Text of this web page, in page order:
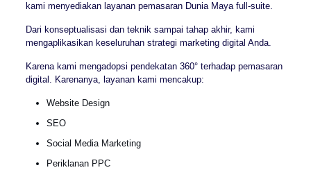
kami menyediakan layanan pemasaran Dunia Maya full-suite.
Dari konseptualisasi dan teknik sampai tahap akhir, kami
mengaplikasikan keseluruhan strategi marketing digital Anda.
Karena kami mengadopsi pendekatan 360° terhadap pemasaran
digital. Karenanya, layanan kami mencakup:
Website Design
SEO
Social Media Marketing
Periklanan PPC